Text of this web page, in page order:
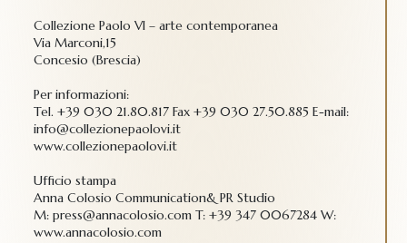
Collezione Paolo VI – arte contemporanea
Via Marconi,15
Concesio (Brescia)
Per informazioni:
Tel. +39 030 21.80.817 Fax +39 030 27.50.885 E-mail:
info@collezionepaolovi.it
www.collezionepaolovi.it
Ufficio stampa
Anna Colosio Communication& PR Studio
M: press@annacolosio.com T: +39 347 0067284 W:
www.annacolosio.com